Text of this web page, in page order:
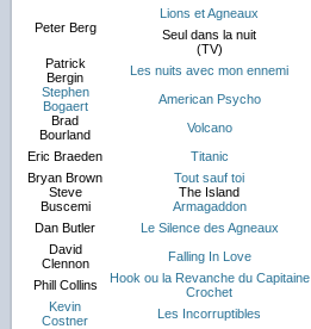
Peter Berg
Lions et Agneaux
Seul dans la nuit
(TV)
Patrick
Bergin
Les nuits avec mon ennemi
Stephen
Bogaert
American Psycho
Brad
Bourland
Volcano
Eric Braeden
Titanic
Bryan Brown
Tout sauf toi
Steve
Buscemi
The Island
Armagaddon
Dan Butler
Le Silence des Agneaux
David
Clennon
Falling In Love
Phill Collins
Hook ou la Revanche du Capitaine
Crochet
Kevin
Costner
Les Incorruptibles